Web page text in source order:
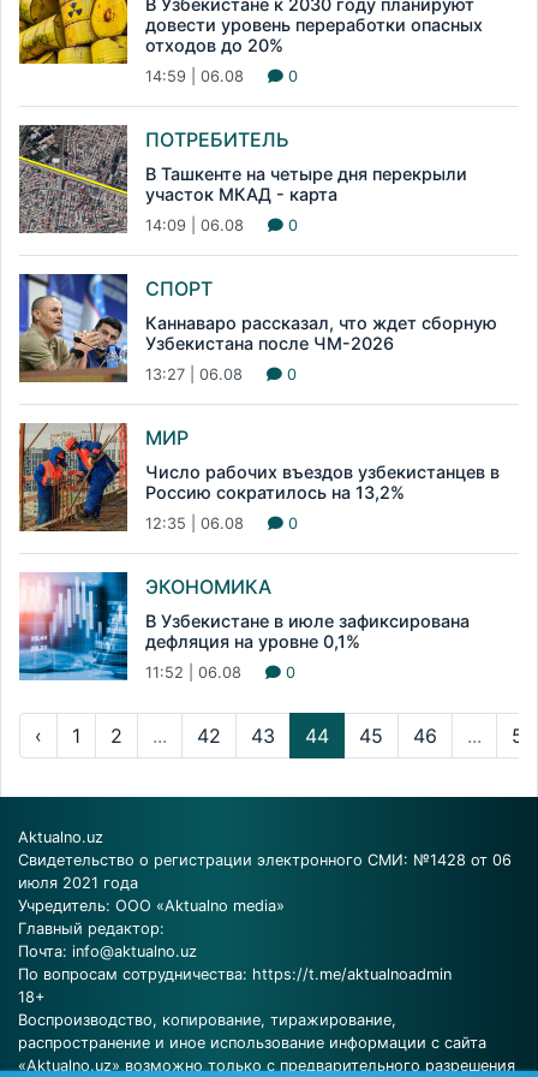
В Узбекистане к 2030 году планируют
довести уровень переработки опасных
отходов до 20%
14:59 | 06.08 0
ПОТРЕБИТЕЛЬ
В Ташкенте на четыре дня перекрыли
участок МКАД - карта
14:09 | 06.08 0
СПОРТ
Каннаваро рассказал, что ждет сборную
Узбекистана после ЧМ-2026
13:27 | 06.08 0
МИР
Число рабочих въездов узбекистанцев в
Россию сократилось на 13,2%
12:35 | 06.08 0
ЭКОНОМИКА
В Узбекистане в июле зафиксирована
дефляция на уровне 0,1%
11:52 | 06.08 0
‹ 1 2 ... 42 43 44 45 46 ... 58
Aktualno.uz
Свидетельство о регистрации электронного СМИ: №1428 от 06
июля 2021 года
Учредитель: ООО «Aktualno media»
Главный редактор:
Почта: info@aktualno.uz
По вопросам сотрудничества: https://t.me/aktualnoadmin
18+
Воспроизводство, копирование, тиражирование,
распространение и иное использование информации с сайта
«Aktualno.uz» возможно только с предварительного разрешения